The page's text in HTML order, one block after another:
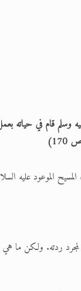
أيده
الإسلام
عليه وسلم
وسلم قام في حياته
عليه السلام
لمجرد ردته. ولكن ما